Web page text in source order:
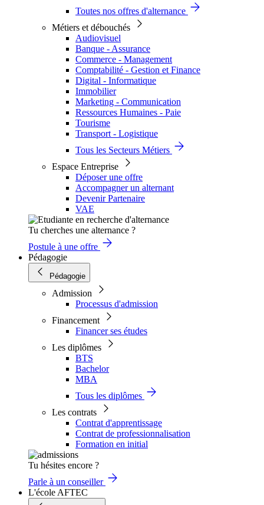
Toutes nos offres d'alternance
Métiers et débouchés
Audiovisuel
Banque - Assurance
Commerce - Management
Comptabilité - Gestion et Finance
Digital - Informatique
Immobilier
Marketing - Communication
Ressources Humaines - Paie
Tourisme
Transport - Logistique
Tous les Secteurs Métiers
Espace Entreprise
Déposer une offre
Accompagner un alternant
Devenir Partenaire
VAE
Tu cherches une alternance ?
Postule à une offre
Pédagogie
Pédagogie
Admission
Processus d'admission
Financement
Financer ses études
Les diplômes
BTS
Bachelor
MBA
Tous les diplômes
Les contrats
Contrat d'apprentissage
Contrat de professionnalisation
Formation en initial
Tu hésites encore ?
Parle à un conseiller
L'école AFTEC